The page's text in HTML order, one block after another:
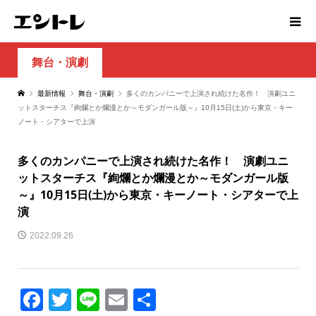
舞台・演劇
最新情報 舞台・演劇
多くのカンパニーで上演され続けた名作！ 演劇ユニ
ットスターチス『絢爛とか爛漫とか～モダンガール版～』10月15日(土)から東京・キー
ノート・シアターで上演
多くのカンパニーで上演され続けた名作！ 演劇ユニ
ットスターチス『絢爛とか爛漫とか～モダンガール版
～』10月15日(土)から東京・キーノート・シアターで上
演
2022.09.26
Facebook
Twitter
LineEmail